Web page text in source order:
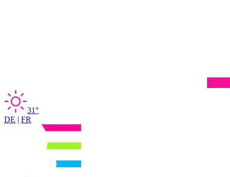
31°
DE | FR